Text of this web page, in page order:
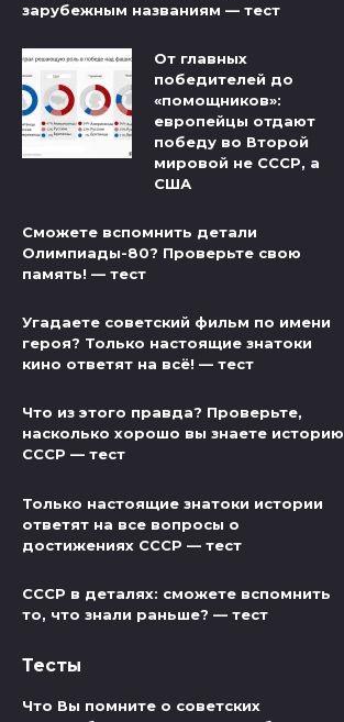
зарубежным названиям — тест
От главных
победителей до
«помощников»:
европейцы отдают
победу во Второй
мировой не СССР, а
США
Сможете вспомнить детали
Олимпиады-80? Проверьте свою
память! — тест
Угадаете советский фильм по имени
героя? Только настоящие знатоки
кино ответят на всё! — тест
Что из этого правда? Проверьте,
насколько хорошо вы знаете историю
СССР — тест
Только настоящие знатоки истории
ответят на все вопросы о
достижениях СССР — тест
СССР в деталях: сможете вспомнить
то, что знали раньше? — тест
Тесты
Что Вы помните о советских